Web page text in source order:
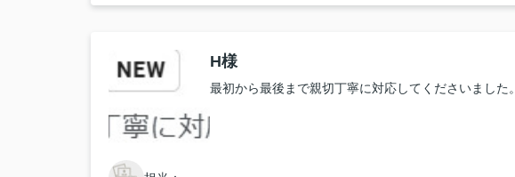
H様
最初から最後まで親切丁寧に対応してくださいました。